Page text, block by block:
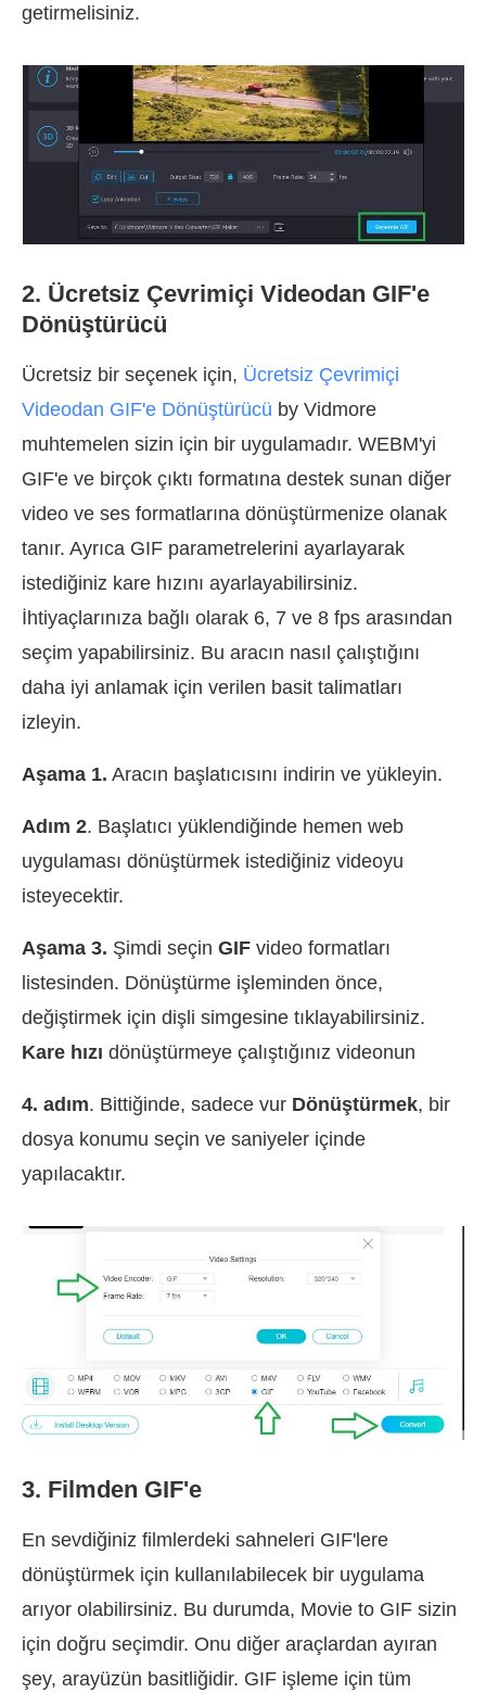
getirmelisiniz.
2. Ücretsiz Çevrimiçi Videodan GIF'e
Dönüştürücü
Ücretsiz bir seçenek için, Ücretsiz Çevrimiçi
Videodan GIF'e Dönüştürücü by Vidmore
muhtemelen sizin için bir uygulamadır. WEBM'yi
GIF'e ve birçok çıktı formatına destek sunan diğer
video ve ses formatlarına dönüştürmenize olanak
tanır. Ayrıca GIF parametrelerini ayarlayarak
istediğiniz kare hızını ayarlayabilirsiniz.
İhtiyaçlarınıza bağlı olarak 6, 7 ve 8 fps arasından
seçim yapabilirsiniz. Bu aracın nasıl çalıştığını
daha iyi anlamak için verilen basit talimatları
izleyin.
Aşama 1. Aracın başlatıcısını indirin ve yükleyin.
Adım 2. Başlatıcı yüklendiğinde hemen web
uygulaması dönüştürmek istediğiniz videoyu
isteyecektir.
Aşama 3. Şimdi seçin GIF video formatları
listesinden. Dönüştürme işleminden önce,
değiştirmek için dişli simgesine tıklayabilirsiniz.
Kare hızı dönüştürmeye çalıştığınız videonun
4. adım. Bittiğinde, sadece vur Dönüştürmek, bir
dosya konumu seçin ve saniyeler içinde
yapılacaktır.
3. Filmden GIF'e
En sevdiğiniz filmlerdeki sahneleri GIF'lere
dönüştürmek için kullanılabilecek bir uygulama
arıyor olabilirsiniz. Bu durumda, Movie to GIF sizin
için doğru seçimdir. Onu diğer araçlardan ayıran
şey, arayüzün basitliğidir. GIF işleme için tüm